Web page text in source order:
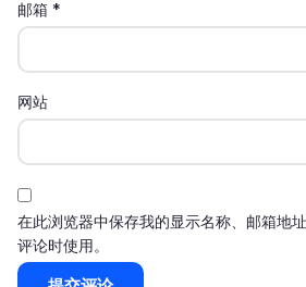
邮箱 *
网站
在此浏览器中保存我的显示名称、邮箱地
评论时使用。